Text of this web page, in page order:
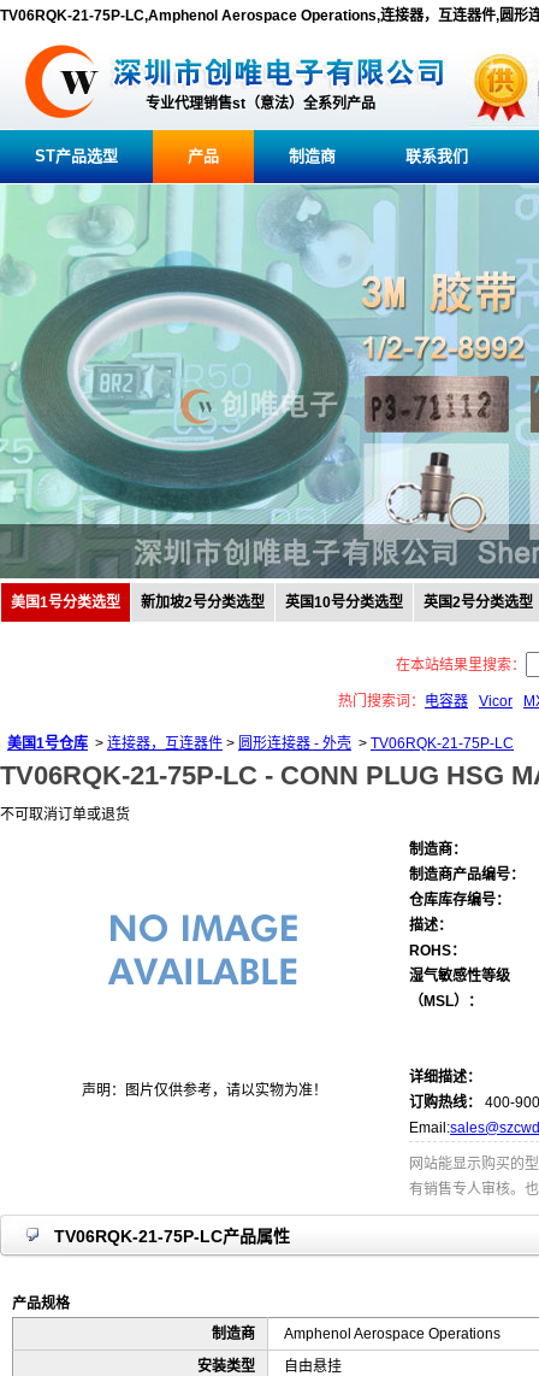
TV06RQK-21-75P-LC,Amphenol Aerospace Operations,连接器，互连器件,圆形
专业代理销售st（意法）全系列产品
ST产品选型 产品 制造商 联系我们
美国1号分类选型 新加坡2号分类选型 英国10号分类选型 英国2号分类选型
在本站结果里搜索：
热门搜索词： 电容器 Vicor
美国1号仓库 > 连接器，互连器件 > 圆形连接器 - 外壳 > TV06RQK-21-75P-LC
TV06RQK-21-75P-LC - CONN PLUG HSG
不可取消订单或退货
声明：图片仅供参考，请以实物为准！
制造商：
制造商产品编号：
仓库库存编号：
描述：
ROHS：
湿气敏感性等级
（MSL）：
详细描述：
订购热线：
400-
Email:
网站能显示购买的
有销售专人审核。
TV06RQK-21-75P-LC产品属性
产品规格
制造商
Amphenol Aerospace Operations
安装类型
自由悬挂